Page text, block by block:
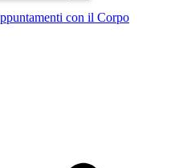
con il Corpo